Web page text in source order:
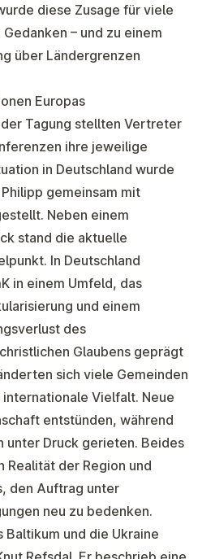
diese Zusage für viele
– und zu einem
über Ländergrenzen
Europas
Tagung stellten Vertreter
ihre jeweilige
in Deutschland wurde
gemeinsam mit
Neben einem
stand die aktuelle
In Deutschland
in einem Umfeld, das
und einem
des
Glaubens geprägt
sich viele Gemeinden
Vielfalt. Neue
entstünden, während
unter Druck gerieten. Beides
Realität der Region und
den Auftrag unter
neu zu bedenken.
Baltikum und die Ukraine